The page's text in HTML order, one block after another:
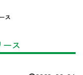
ス
ース